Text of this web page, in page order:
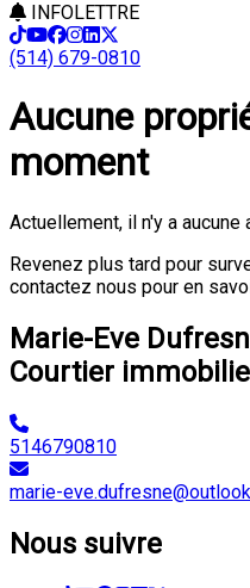
INFOLETTRE
(514) 679-0810
Aucune
moment
Actuellement, il n'y a
Revenez plus tard pour
contactez nous pour en
Marie-Eve
Courtier
5146790810
marie-
Nous suivre